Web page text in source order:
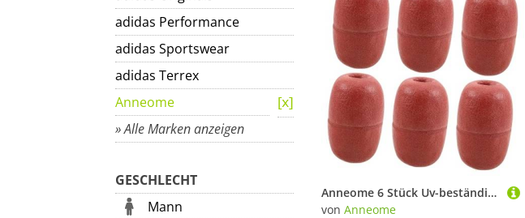
adidas Performance
adidas Sportswear
adidas Terrex
Anneome
» Alle Marken anzeigen
GESCHLECHT
Mann
Anneome 6 Stück Uv-beständige Schwimmkörper aus Schaumstoff Stabile Auftriebskugeln für Aquakultur-netze Nahtloses Design mit Wasserdichter Versiegelung Hochsichtbare Ovale Bojen für
von Anneome